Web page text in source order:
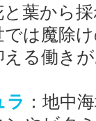
と葉から
では魔除
える働き
ラ ：地中